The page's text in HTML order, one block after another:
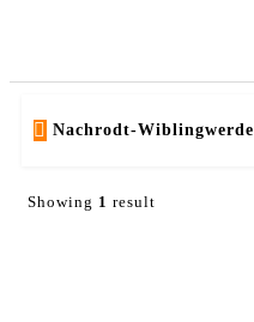
Nachrodt-Wiblingwerde
Showing 1 result